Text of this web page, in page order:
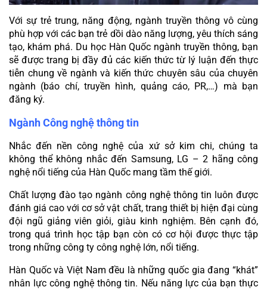
Với sự trẻ trung, năng động, ngành truyền thông vô cùng
phù hợp với các bạn trẻ dồi dào năng lượng, yêu thích sáng
tạo, khám phá. Du học Hàn Quốc ngành truyền thông, bạn
sẽ được trang bị đầy đủ các kiến thức từ lý luận đến thực
tiễn chung về ngành và kiến thức chuyên sâu của chuyên
ngành (báo chí, truyền hình, quảng cáo, PR,…) mà bạn
đăng ký.
Ngành Công nghệ thông tin
Nhắc đến nền công nghệ của xứ sở kim chi, chúng ta
không thể không nhắc đến Samsung, LG – 2 hãng công
nghệ nổi tiếng của Hàn Quốc mang tầm thế giới.
Chất lượng đào tạo ngành công nghệ thông tin luôn được
đánh giá cao với cơ sở vật chất, trang thiết bị hiện đại cùng
đội ngũ giảng viên giỏi, giàu kinh nghiệm. Bên cạnh đó,
trong quá trình học tập bạn còn có cơ hội được thực tập
trong những công ty công nghệ lớn, nổi tiếng.
Hàn Quốc và Việt Nam đều là những quốc gia đang “khát”
nhân lực công nghệ thông tin. Nếu năng lực của bạn thực